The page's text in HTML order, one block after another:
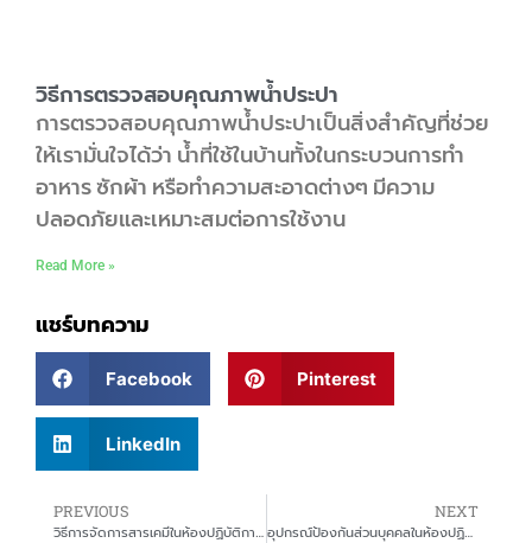
วิธีการตรวจสอบคุณภาพน้ำประปา
การตรวจสอบคุณภาพน้ำประปาเป็นสิ่งสำคัญที่ช่วย
ให้เรามั่นใจได้ว่า น้ำที่ใช้ในบ้านทั้งในกระบวนการทำ
อาหาร ซักผ้า หรือทำความสะอาดต่างๆ มีความ
ปลอดภัยและเหมาะสมต่อการใช้งาน
Read More »
แชร์บทความ
Facebook Pinterest
LinkedIn
PREVIOUS
วิธีการจัดการสารเคมีในห้องปฏิบัติการ ทำอย่างไร?
NEXT
อุปกรณ์ป้องกันส่วนบุคคลในห้องปฏิบัติการ (PPE) มีอะไรบ้าง?